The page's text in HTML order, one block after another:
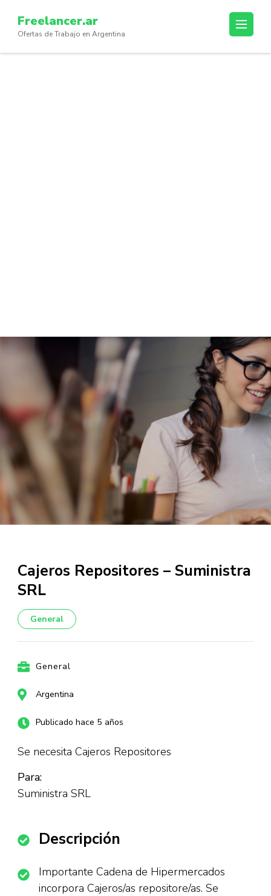
content
(Press
Freelancer.ar
Ofertas de Trabajo en Argentina
Cajeros Repositores – Suministra
SRL
General
General
Argentina
Publicado hace 5 años
Se necesita Cajeros Repositores
Para:
Suministra SRL
Descripción
Importante Cadena de Hipermercados
incorpora Cajeros/as repositore/as. Se